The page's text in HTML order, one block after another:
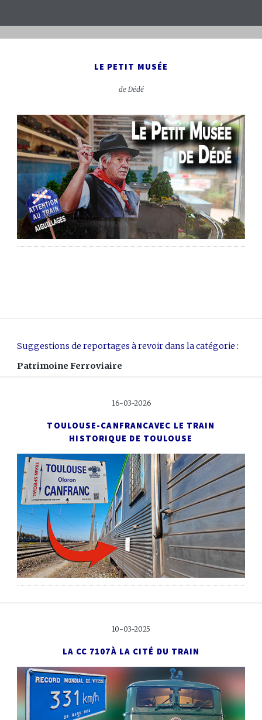
LE PETIT MUSÉE
de Dédé
Suggestions de reportages à revoir dans la catégorie :
Patrimoine Ferroviaire
16-03-2026
TOULOUSE-CANFRANCAVEC LE TRAIN
HISTORIQUE DE TOULOUSE
10-03-2025
LA CC 7107À LA CITÉ DU TRAIN